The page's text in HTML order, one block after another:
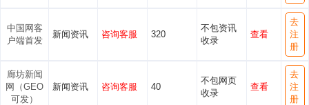
中国网客
户端首发
新闻资讯 咨询客服 320
不包资讯
收录
查看
去
注
册
廊坊新闻
网（GEO
可发）
新闻资讯 咨询客服 40
不包网页
收录
查看
去
注
册